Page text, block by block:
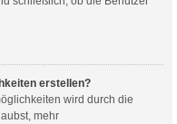
erstellen?
wird durch die
mehr